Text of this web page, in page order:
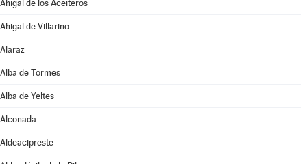
Ahigal de los Aceiteros
Ahigal de Villarino
Alaraz
Alba de Tormes
Alba de Yeltes
Alconada
Aldeacipreste